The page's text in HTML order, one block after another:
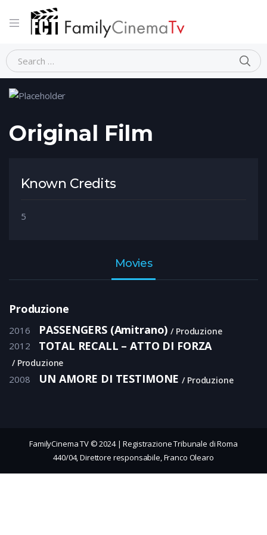
Home Person Original Film
Original Film
Known Credits
5
Movies
Produzione
2016 PASSENGERS (Amitrano) Produzione
2012 TOTAL RECALL – ATTO DI FORZA
Produzione
2008 UN AMORE DI TESTIMONE Produzione
FamilyCinema TV © 2024 | Registrazione Tribunale di Roma
440/04, Direttore responsabile, Franco Olearo